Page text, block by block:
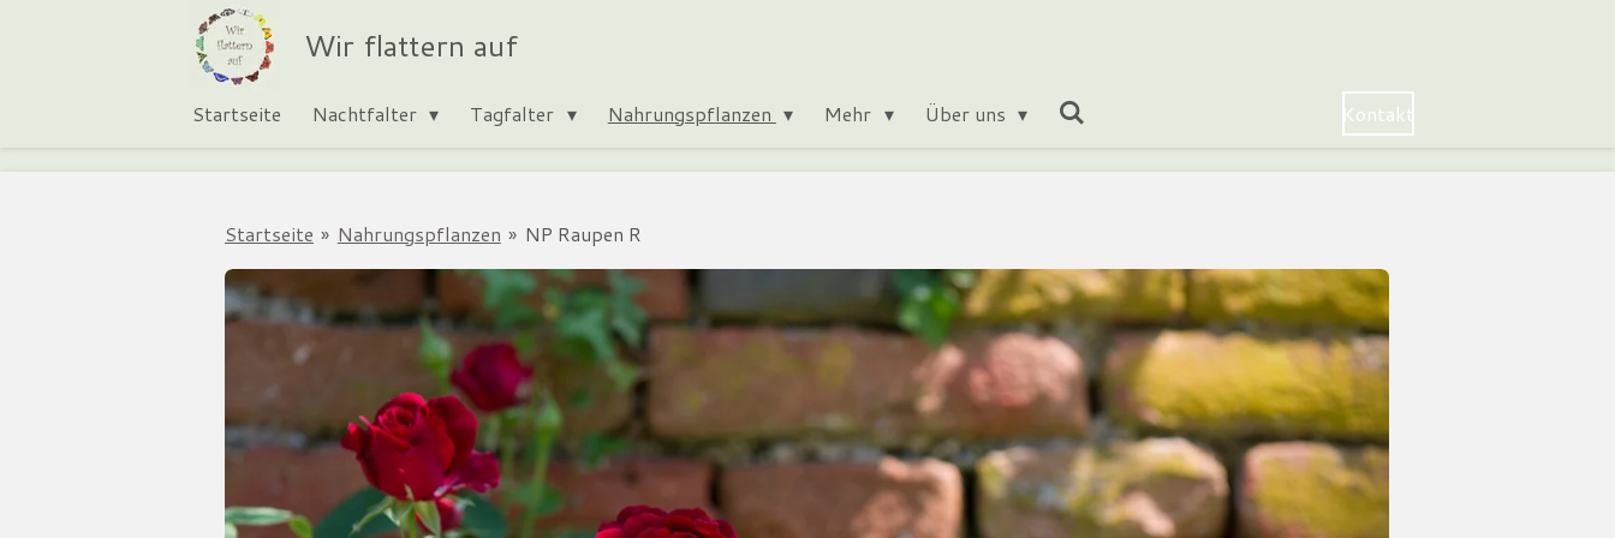
Wir flattern auf
Startseite Nachtfalter Tagfalter Nahrungspflanzen Mehr Über uns Kontakt
Startseite » Nahrungspflanzen » NP Raupen R